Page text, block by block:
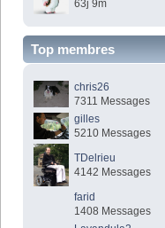
63j 9m
Top membres
chris26
7311 Messages
gilles
5210 Messages
TDelrieu
4142 Messages
farid
1408 Messages